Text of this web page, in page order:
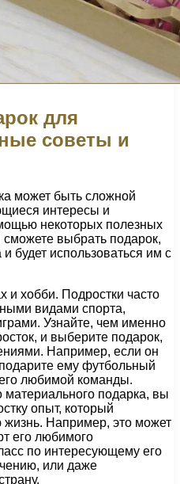
для
советы и
может быть сложной
интересы и
некоторых полезных
выбрать подарок,
будет использоваться им с
и хобби. Подростки часто
видами спорта,
Узнайте, чем именно
и выберите подарок,
Например, если он
ему футбольный
любимой команды.
подарка, вы
опыт, который
Например, это может
его любимого
по интересующему его
или даже